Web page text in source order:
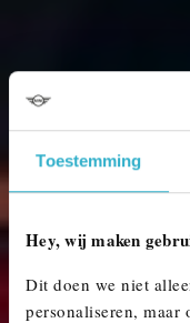
Toestemming
Hey, wij maken
Dit doen we niet
personaliseren, maar